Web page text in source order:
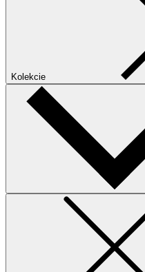
Kolekcie